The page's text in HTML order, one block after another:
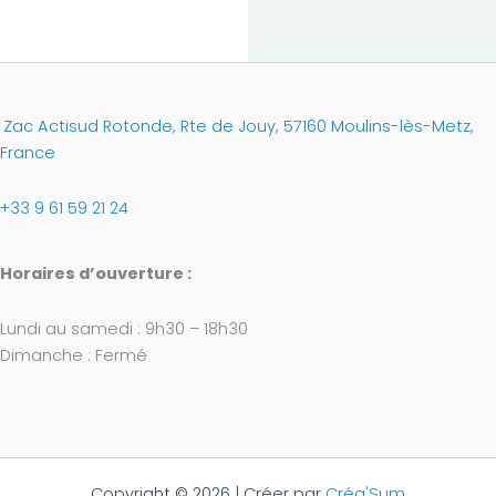
Zac Actisud Rotonde, Rte de Jouy, 57160 Moulins-lès-Metz,
France
+33 9 61 59 21 24
Horaires d’ouverture :
Lundi au samedi : 9h30 – 18h30
Dimanche : Fermé